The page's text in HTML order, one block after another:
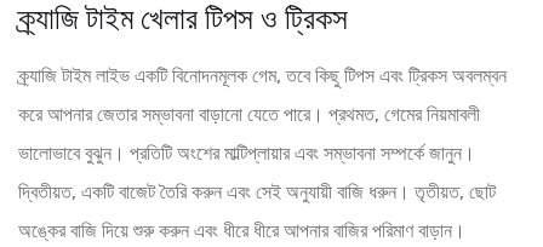
ক্র্যাজি টাইম খেলার টিপস ও ট্রিকস
ক্র্যাজি টাইম লাইভ একটি বিনোদনমূলক গেম, তবে কিছু টিপস এবং ট্রিকস অবলম্বন
করে আপনার জেতার সম্ভাবনা বাড়ানো যেতে পারে। প্রথমত, গেমের নিয়মাবলী
ভালোভাবে বুঝুন। প্রতিটি অংশের মাল্টিপ্লায়ার এবং সম্ভাবনা সম্পর্কে জানুন।
দ্বিতীয়ত, একটি বাজেট তৈরি করুন এবং সেই অনুযায়ী বাজি ধরুন। তৃতীয়ত, ছোট
অঙ্কের বাজি দিয়ে শুরু করুন এবং ধীরে ধীরে আপনার বাজির পরিমাণ বাড়ান।